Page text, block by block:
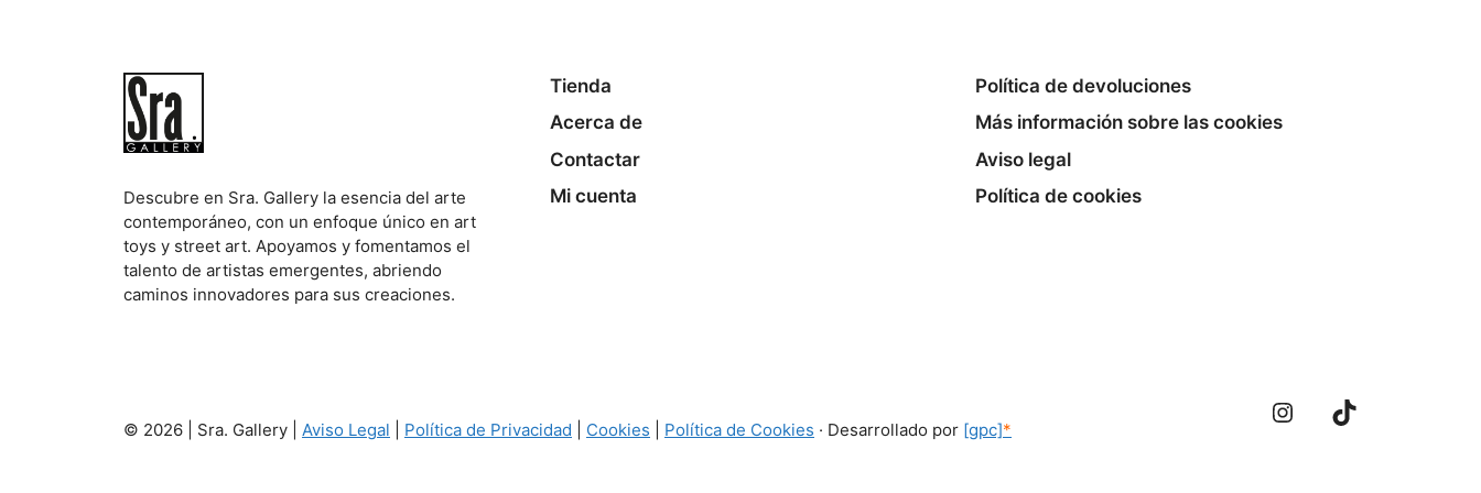
Descubre en Sra. Gallery la esencia del arte
contemporáneo, con un enfoque único en art
toys y street art. Apoyamos y fomentamos el
talento de artistas emergentes, abriendo
caminos innovadores para sus creaciones.
Tienda
Acerca de
Contactar
Mi cuenta
Política de devoluciones
Más información sobre las cookies
Aviso legal
Política de cookies
Instagram
TikTok
© 2026 | Sra. Gallery | Aviso Legal Política de Privacidad Cookies Política de Cookies · Desarrollado por [gpc]*